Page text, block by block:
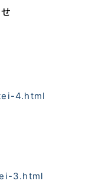
4.html
3.html